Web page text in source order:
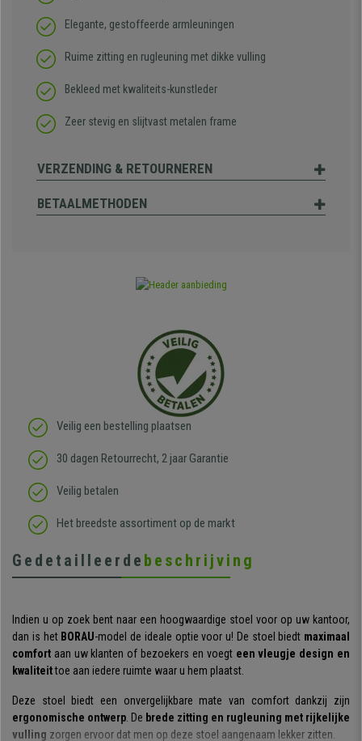
Elegante, gestoffeerde armleuningen
Ruime zitting en rugleuning met dikke vulling
Bekleed met kwaliteits-kunstleder
Zeer stevig en slijtvast metalen frame
VERZENDING & RETOURNEREN
BETAALMETHODEN
Veilig een bestelling plaatsen
30 dagen Retourrecht, 2 jaar Garantie
Veilig betalen
Het breedste assortiment op de markt
Gedetailleerde beschrijving
Indien u op zoek bent naar een hoogwaardige stoel voor op uw kantoor,
dan is het BORAU-model de ideale optie voor u! De stoel biedt maximaal
comfort aan uw klanten of bezoekers en voegt een vleugje design en
kwaliteittoe aan iedere ruimte waar u hem plaatst.
Deze stoel biedt een onvergelijkbare mate van comfort dankzij zijn
ergonomische ontwerp. De brede zitting en rugleuning met rijkelijke
vulling zorgen ervoor dat men op deze stoel aangenaam lekker zitten.